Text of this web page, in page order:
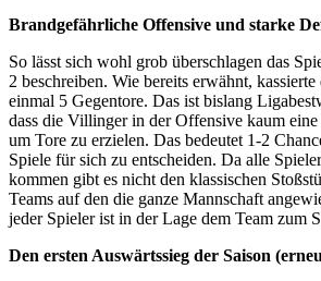
Brandgefährliche Offensive und starke
So lässt sich wohl grob überschlagen das
2 beschreiben. Wie bereits erwähnt, kassierte
einmal 5 Gegentore. Das ist bislang
dass die Villinger in der Offensive kaum eine
um Tore zu erzielen. Das bedeutet 1-2
Spiele für sich zu entscheiden. Da alle
kommen gibt es nicht den klassischen
Teams auf den die ganze Mannschaft
jeder Spieler ist in der Lage dem Team zum
Den ersten Auswärtssieg der Saison